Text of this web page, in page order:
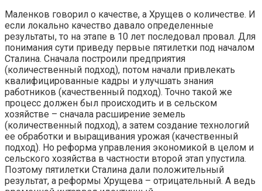
Маленков говорил о качестве, а Хрущев о количестве. И
если локально качество давало определенные
результаты, то на этапе в 10 лет последовал провал. Для
понимания сути приведу первые пятилетки под началом
Сталина. Сначала построили предприятия
(количественный подход), потом начали привлекать
квалифицированные кадры и улучшать знания
работников (качественный подход). Точно такой же
процесс должен был происходить и в сельском
хозяйстве – сначала расширение земель
(количественный подход), а затем создание технологий
ее обработки и выращивания урожая (качественный
подход). Но реформа управления экономикой в целом и
сельского хозяйства в частности второй этап упустила.
Поэтому пятилетки Сталина дали положительный
результат, а реформы Хрущева – отрицательный. А ведь